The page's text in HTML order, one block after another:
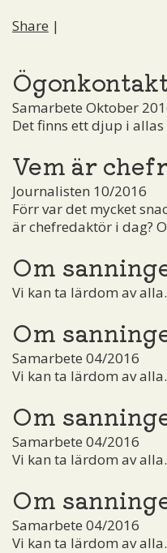
Share |
Samarbete Oktober
Det finns ett djup i allas
Vem är
Journalisten 10/2016
Förr var det mycket
är chefredaktör i dag?
Om
Vi kan ta lärdom av
Om
Samarbete 04/2016
Vi kan ta lärdom av
Om
Samarbete 04/2016
Vi kan ta lärdom av
Om
Samarbete 04/2016
Vi kan ta lärdom av